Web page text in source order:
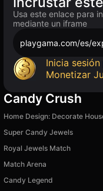
Usa este enlace para
mediante un iframe
playgama.com/es/
Inicia
Monetizar
Candy Crush
Home Design: Decorate
Super Candy Jewels
Royal Jewels Match
Match Arena
Candy Legend